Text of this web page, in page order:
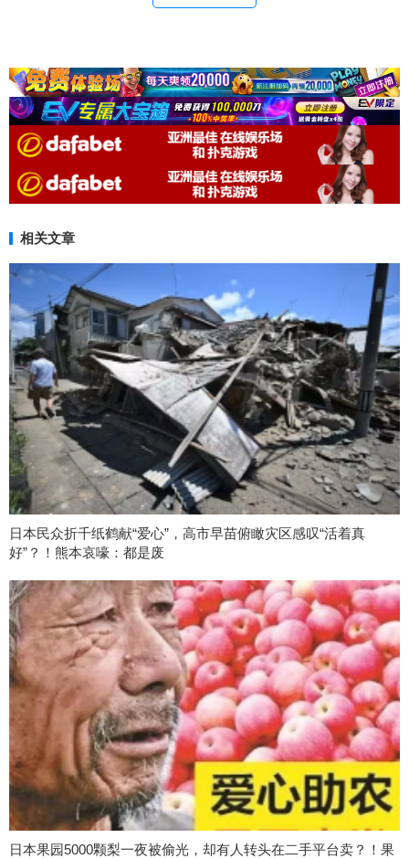
相关文章
日本民众折千纸鹤献“爱心”，高市早苗俯瞰灾区感叹“活着真
好”？！熊本哀嚎：都是废
日本果园5000颗梨一夜被偷光，却有人转头在二手平台卖？！果